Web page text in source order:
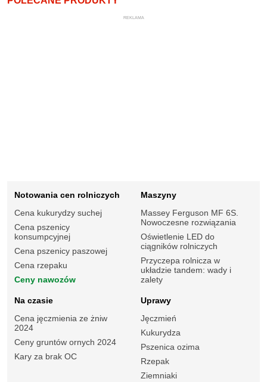
REKLAMA
Notowania cen rolniczych
Cena kukurydzy suchej
Cena pszenicy
konsumpcyjnej
Cena pszenicy paszowej
Cena rzepaku
Ceny nawozów
Maszyny
Massey Ferguson MF 6S.
Nowoczesne rozwiązania
Oświetlenie LED do
ciągników rolniczych
Przyczepa rolnicza w
układzie tandem: wady i
zalety
Na czasie
Cena jęczmienia ze żniw
2024
Ceny gruntów ornych 2024
Kary za brak OC
Uprawy
Jęczmień
Kukurydza
Pszenica ozima
Rzepak
Ziemniaki